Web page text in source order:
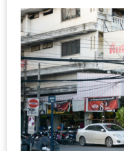
สาว
เหนือ
กับ
สลัด
หนุ่ม
บ้านนา
เมนู
เด็ด